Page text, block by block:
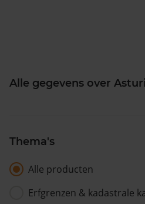
Alle gegevens over
Thema's
Alle producten
Erfgrenzen & kadastrale